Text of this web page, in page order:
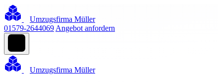
Umzugsfirma Müller
01579-2644069 Angebot anfordern
Umzugsfirma Müller